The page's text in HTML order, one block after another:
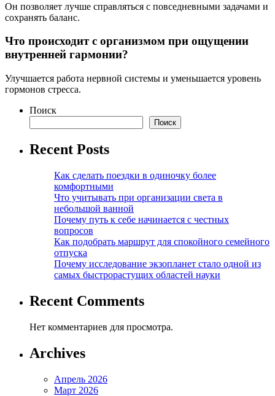
Он позволяет лучше справляться с повседневными задачами и
сохранять баланс.
Что происходит с организмом при ощущении
внутренней гармонии?
Улучшается работа нервной системы и уменьшается уровень
гормонов стресса.
Поиск
Поиск
Recent Posts
Как сделать поездки в одиночку более
комфортными
Что учитывать при организации света в
небольшой ванной
Почему путь к себе начинается с честных
вопросов
Как подобрать маршрут для спокойного семейного
отпуска
Почему исследование экзопланет стало одной из
самых быстрорастущих областей науки
Recent Comments
Нет комментариев для просмотра.
Archives
Апрель 2026
Март 2026